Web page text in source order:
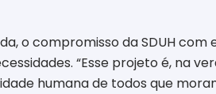
o compromisso da SDUH com
“Esse projeto é, na
humana de todos que